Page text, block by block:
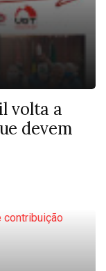
volta a
devem